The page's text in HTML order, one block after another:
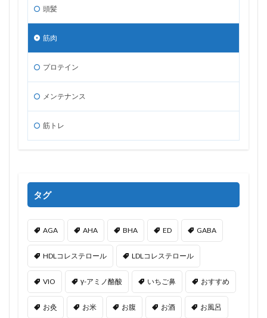
頭髪
筋肉
プロテイン
メンテナンス
筋トレ
タグ
AGA AHA BHA ED GABA
HDLコレステロール LDLコレステロール
VIO γ-アミノ酪酸 いちご鼻 おすすめ
お灸 お米 お腹 お酒 お風呂